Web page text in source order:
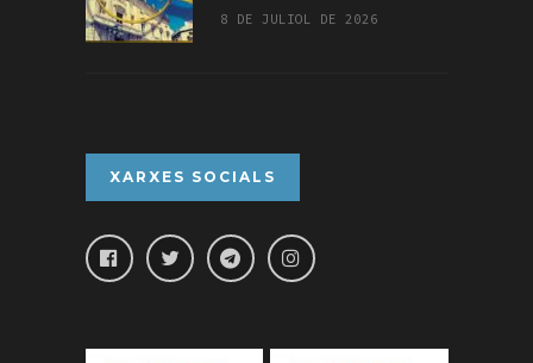
8 DE JULIOL DE 2026
XARXES SOCIALS